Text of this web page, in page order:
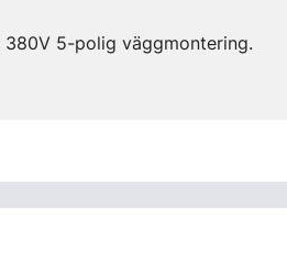
5-polig väggmontering.